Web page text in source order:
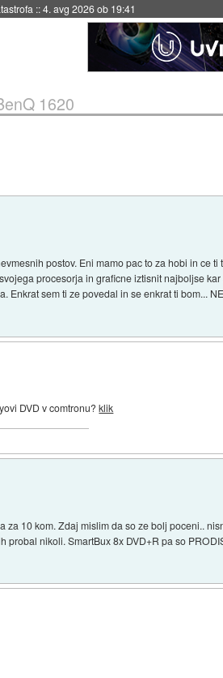
::4. avg 2026 ob 19:41
1620
postov. Eni mamo pac to za hobi in ce
procesorja in graficne iztisnit najboljse
sem ti ze povedal in se enkrat ti bom...
DVD v comtronu?klik
10 kom. Zdaj mislim da so ze bolj poceni..
nikoli. SmartBux 8x DVD+R pa so